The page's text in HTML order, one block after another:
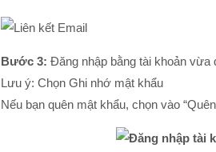
Bước 3: Đăng nhập bằng tài khoản vừa
Lưu ý: Chọn Ghi nhớ mật khẩu
Nếu bạn quên mật khẩu, chọn vào